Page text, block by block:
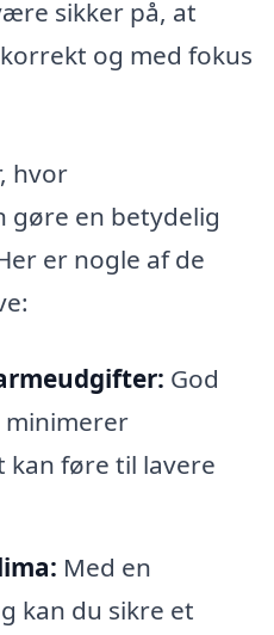
sikker på, at
og med fokus
hvor
gøre en betydelig
er nogle af de
God
kan føre til lavere
Med en
kan du sikre et